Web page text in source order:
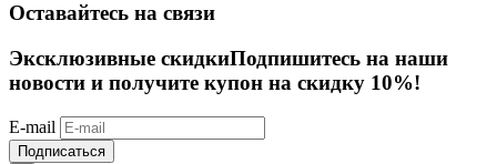
Оставайтесь на связи
Эксклюзивные скидкиПодпишитесь на наши
новости и получите купон на скидку 10%!
E-mail
Подписаться